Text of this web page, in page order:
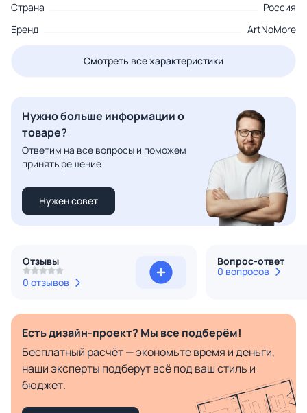
Страна
Россия
Бренд
ArtNoMore
Смотреть все характеристики
Нужно больше информации о
товаре?
Ответим на все вопросы и поможем
принять решение
Нужен совет
Отзывы
0 отзывов
Вопрос-ответ
0 вопросов
Есть дизайн-проект? Мы все подберём!
Бесплатный расчёт — экономьте время и деньги,
наши эксперты подберут всё под ваш стиль и
бюджет.